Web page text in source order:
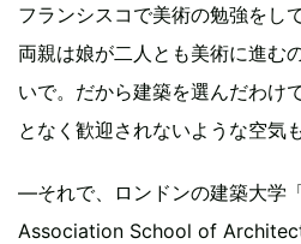
フランシスコで美術の勉強をし
両親は娘が二人とも美術に進む
いで。だから建築を選んだわけ
となく歓迎されないような空気
―それで、ロンドンの建築大学
Association School of